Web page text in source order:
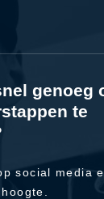
genoeg
te
social media